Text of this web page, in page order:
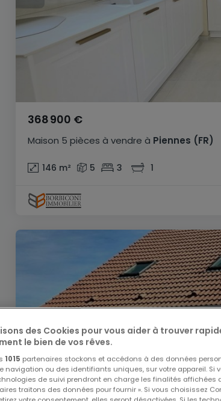
Maison 5 pièces à vendre à Piennes (FR)
368 900 €
146 m² 5 3 1
des Cookies pour vous aider à trouver
le bien de vos rêves.
1015 partenaires stockons et accédons à des données
navigation ou des identifiants uniques, sur votre appareil. Si
de suivi prendront en charge les finalités affichées
traitons des données pour fournir ». Si vous choisissez